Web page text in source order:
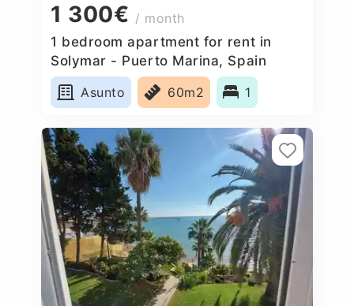
1 300€ / month
1 bedroom apartment for rent in
Solymar - Puerto Marina, Spain
Asunto
60m2 1